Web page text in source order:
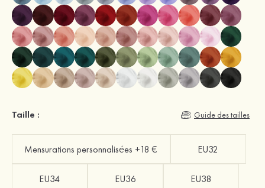
Taille : Guide des tailles
Mensurations personnalisées +18 € EU32
EU34 EU36 EU38